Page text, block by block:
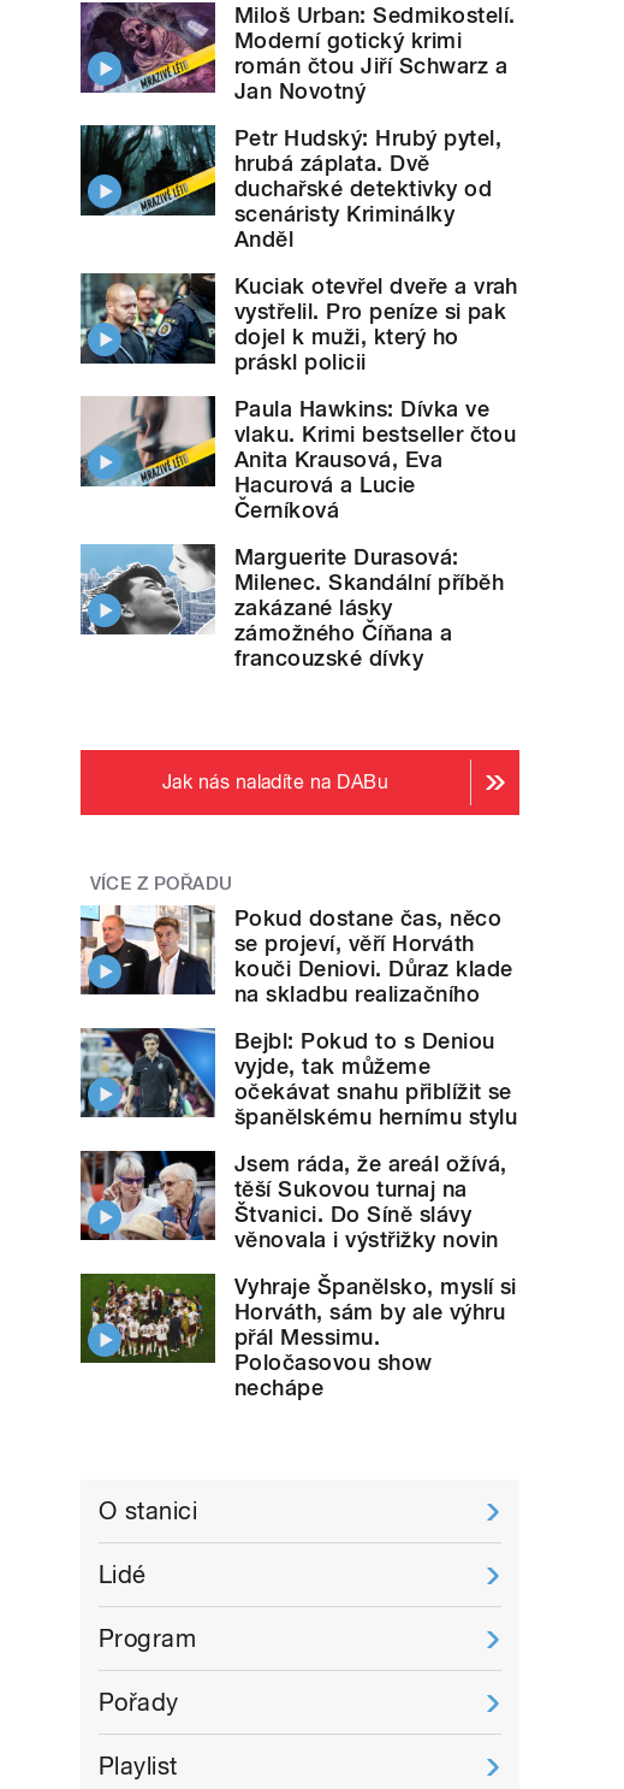
Miloš Urban: Sedmikostelí.
Moderní gotický krimi
román čtou Jiří Schwarz a
Jan Novotný
Petr Hudský: Hrubý pytel,
hrubá záplata. Dvě
duchařské detektivky od
scenáristy Kriminálky
Anděl
Kuciak otevřel dveře a vrah
vystřelil. Pro peníze si pak
dojel k muži, který ho
práskl policii
Paula Hawkins: Dívka ve
vlaku. Krimi bestseller čtou
Anita Krausová, Eva
Hacurová a Lucie
Černíková
Marguerite Durasová:
Milenec. Skandální příběh
zakázané lásky
zámožného Číňana a
francouzské dívky
Jak nás naladíte na DABu
VÍCE Z POŘADU
Pokud dostane čas, něco
se projeví, věří Horváth
kouči Deniovi. Důraz klade
na skladbu realizačního
Bejbl: Pokud to s Deniou
vyjde, tak můžeme
očekávat snahu přiblížit se
španělskému hernímu stylu
Jsem ráda, že areál ožívá,
těší Sukovou turnaj na
Štvanici. Do Síně slávy
věnovala i výstřižky novin
Vyhraje Španělsko, myslí si
Horváth, sám by ale výhru
přál Messimu.
Poločasovou show
nechápe
O stanici
Lidé
Program
Pořady
Playlist